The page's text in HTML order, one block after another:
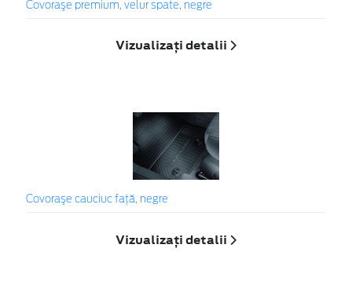
Covoraşe premium, velur spate, negre
Vizualizați detalii
Covoraşe cauciuc faţă, negre
Vizualizați detalii